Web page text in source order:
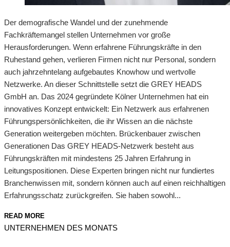
Der demografische Wandel und der zunehmende
Fachkräftemangel stellen Unternehmen vor große
Herausforderungen. Wenn erfahrene Führungskräfte in den
Ruhestand gehen, verlieren Firmen nicht nur Personal, sondern
auch jahrzehntelang aufgebautes Knowhow und wertvolle
Netzwerke. An dieser Schnittstelle setzt die GREY HEADS
GmbH an. Das 2024 gegründete Kölner Unternehmen hat ein
innovatives Konzept entwickelt: Ein Netzwerk aus erfahrenen
Führungspersönlichkeiten, die ihr Wissen an die nächste
Generation weitergeben möchten. Brückenbauer zwischen
Generationen Das GREY HEADS-Netzwerk besteht aus
Führungskräften mit mindestens 25 Jahren Erfahrung in
Leitungspositionen. Diese Experten bringen nicht nur fundiertes
Branchenwissen mit, sondern können auch auf einen reichhaltigen
Erfahrungsschatz zurückgreifen. Sie haben sowohl...
READ MORE
UNTERNEHMEN DES MONATS